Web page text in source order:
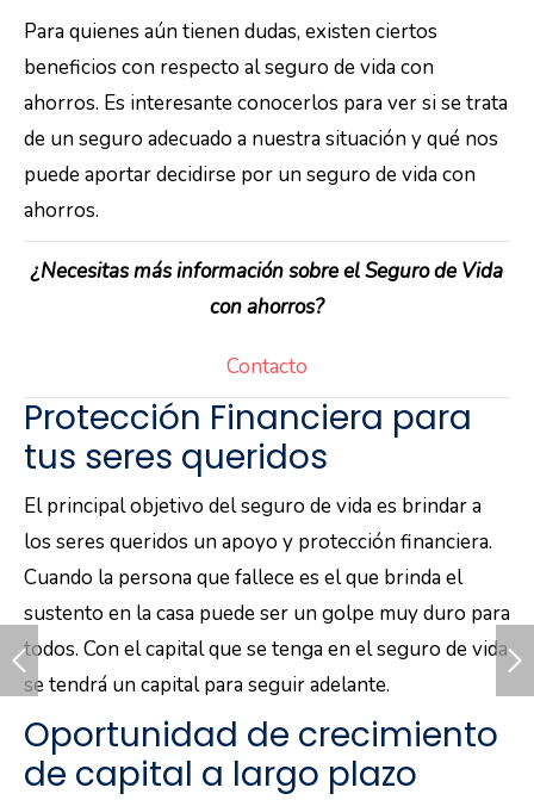
Para quienes aún tienen dudas, existen ciertos
beneficios con respecto al seguro de vida con
ahorros. Es interesante conocerlos para ver si se trata
de un seguro adecuado a nuestra situación y qué nos
puede aportar decidirse por un seguro de vida con
ahorros.
¿Necesitas más información sobre el Seguro de Vida
con ahorros?
Contacto
Protección Financiera para
tus seres queridos
El principal objetivo del seguro de vida es brindar a
los seres queridos un apoyo y protección financiera.
Cuando la persona que fallece es el que brinda el
sustento en la casa puede ser un golpe muy duro para
todos. Con el capital que se tenga en el seguro de vida
se tendrá un capital para seguir adelante.
Oportunidad de crecimiento
de capital a largo plazo